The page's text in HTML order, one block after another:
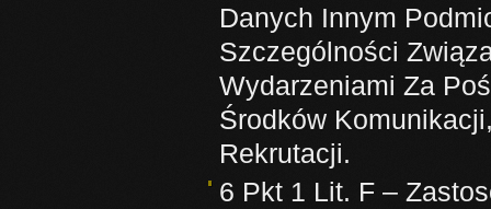
Danych Innym
Szczególności
Wydarzeniami Za
Środków
Rekrutacji.
6 Pkt 1 Lit. F –